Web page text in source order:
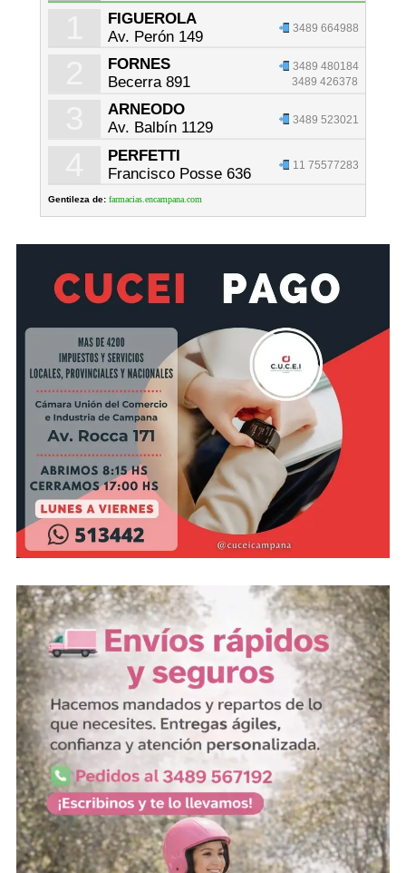
FIGUEROLA
Av. Perón 149
3489 664988
FORNES
Becerra 891
3489 480184
3489 426378
ARNEODO
Av. Balbín 1129
3489 523021
PERFETTI
Francisco Posse 636
11 75577283
Gentileza de: farmacias.encampana.com